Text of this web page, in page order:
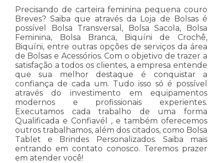
Precisando de carteira feminina pequena couro
Breves? Saiba que através da Loja de Bolsas é
possível Bolsa Transversal, Bolsa Sacola, Bolsa
Feminina, Bolsa Branca, Biquíni de Crochê,
Biquíni, entre outras opções de serviços da área
de Bolsas e Acessórios. Com o objetivo de trazer a
satisfação a todos os clientes, a empresa entende
que sua melhor destaque é conquistar a
confiança de cada um. Tudo isso só é possível
através do investimento em equipamentos
modernos e profissionais experientes.
Executamos cada trabalho de uma forma
Qualificada e Confiavél , e também oferecemos
outros trabalhamos, além dos citados, como Bolsa
Tablet e Brindes Personalizados. Saiba mais
entrando em contato conosco. Teremos prazer
em atender você!